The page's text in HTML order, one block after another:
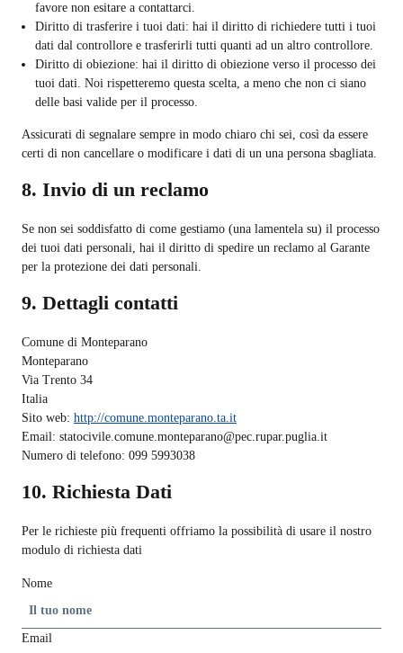
favore non esitare a contattarci.
Diritto di trasferire i tuoi dati: hai il diritto di richiedere tutti i tuoi
dati dal controllore e trasferirli tutti quanti ad un altro controllore.
Diritto di obiezione: hai il diritto di obiezione verso il processo dei
tuoi dati. Noi rispetteremo questa scelta, a meno che non ci siano
delle basi valide per il processo.
Assicurati di segnalare sempre in modo chiaro chi sei, così da essere
certi di non cancellare o modificare i dati di un una persona sbagliata.
8. Invio di un reclamo
Se non sei soddisfatto di come gestiamo (una lamentela su) il processo
dei tuoi dati personali, hai il diritto di spedire un reclamo al Garante
per la protezione dei dati personali.
9. Dettagli contatti
Comune di Monteparano
Monteparano
Via Trento 34
Italia
Sito web: http://comune.monteparano.ta.it
Email: statocivile.comune.monteparano@pec.rupar.puglia.it
Numero di telefono: 099 5993038
10. Richiesta Dati
Per le richieste più frequenti offriamo la possibilità di usare il nostro
modulo di richiesta dati
Nome
Email